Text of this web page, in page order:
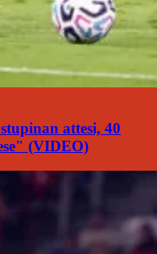
attesi, 40
(VIDEO)